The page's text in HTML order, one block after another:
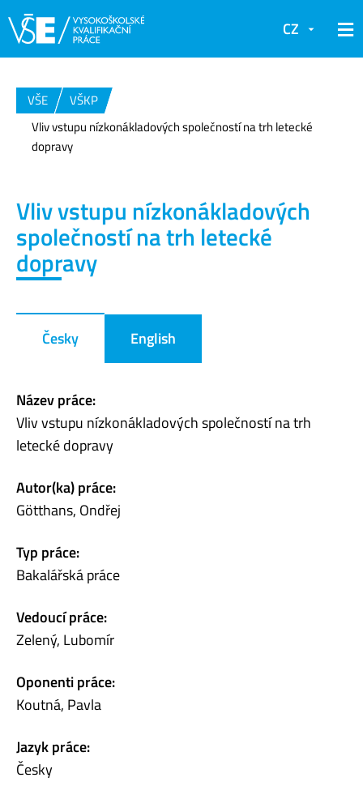
CZ
VŠE
VŠKP
Vliv vstupu nízkonákladových společností na trh letecké
dopravy
Vliv vstupu nízkonákladových
společností na trh letecké
dopravy
Česky English
Název práce:
Vliv vstupu nízkonákladových společností na trh
letecké dopravy
Autor(ka) práce:
Götthans, Ondřej
Typ práce:
Bakalářská práce
Vedoucí práce:
Zelený, Lubomír
Oponenti práce:
Koutná, Pavla
Jazyk práce:
Česky